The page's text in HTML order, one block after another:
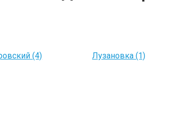
(4) Лузановка (1)